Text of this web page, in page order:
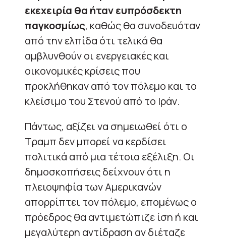
εκεχειρία θα ήταν ευπρόσδεκτη
παγκοσμίως, καθώς θα συνοδευόταν
από την ελπίδα ότι τελικά θα
αμβλυνθούν οι ενεργειακές και
οικονομικές κρίσεις που
προκλήθηκαν από τον πόλεμο και το
κλείσιμο του Στενού από το Ιράν.
Πάντως, αξίζει να σημειωθεί ότι ο
Τραμπ δεν μπορεί να κερδίσει
πολιτικά από μια τέτοια εξέλιξη. Οι
δημοσκοπήσεις δείχνουν ότι η
πλειοψηφία των Αμερικανών
απορρίπτει τον πόλεμο, επομένως ο
πρόεδρος θα αντιμετώπιζε ίση ή και
μεγαλύτερη αντίδραση αν διέταζε